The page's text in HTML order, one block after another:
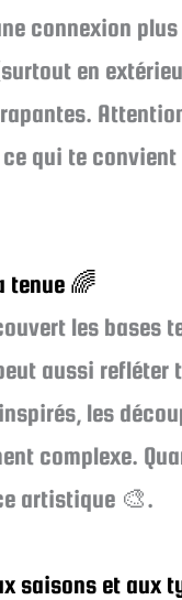
connexion
en
qui te
tenue 🌈
les bases
aussi
les
complexe.
artistique 🎨.
saisons et aux